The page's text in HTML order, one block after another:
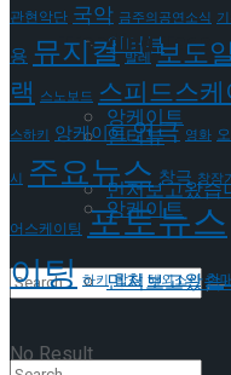
인터뷰
앙케이트
먼저보고왔습
No Result
Trending Tags
인터뷰
앙케이트
먼저보고왔습
관현악단 국악 금주의공연소식
용 뮤지컬 발레 보도
랙 스노보드 스피드스케
스하키 앙케이트연극 영화
시 주요뉴스 창극 창작
어스케이팅 포토뉴스
이팅 하키 합창 해외소식 현